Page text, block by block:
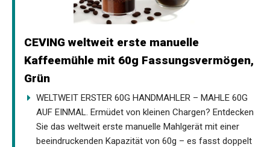
CEVING weltweit erste manuelle
Kaffeemühle mit 60g Fassungsvermögen,
Grün
WELTWEIT ERSTER 60G HANDMAHLER – MAHLE 60G
AUF EINMAL. Ermüdet von kleinen Chargen? Entdecken
Sie das weltweit erste manuelle Mahlgerät mit einer
beeindruckenden Kapazität von 60g – es fasst doppelt